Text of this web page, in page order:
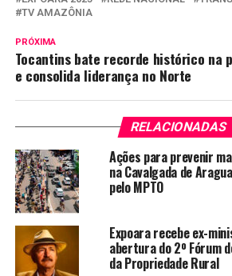
TV AMAZÔNIA
PRÓXIMA
Tocantins bate recorde histórico na
e consolida liderança no Norte
RELACIONADAS
Ações para prevenir
na Cavalgada de
pelo MPTO
Expoara recebe ex-
abertura do 2º Fórum
da Propriedade Rural